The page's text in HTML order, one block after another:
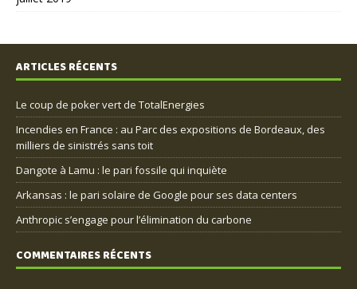
ARTICLES RÉCENTS
Le coup de poker vert de TotalEnergies
Incendies en France : au Parc des expositions de Bordeaux, des
milliers de sinistrés sans toit
Dangote à Lamu : le pari fossile qui inquiète
Arkansas : le pari solaire de Google pour ses data centers
Anthropic s’engage pour l’élimination du carbone
COMMENTAIRES RÉCENTS